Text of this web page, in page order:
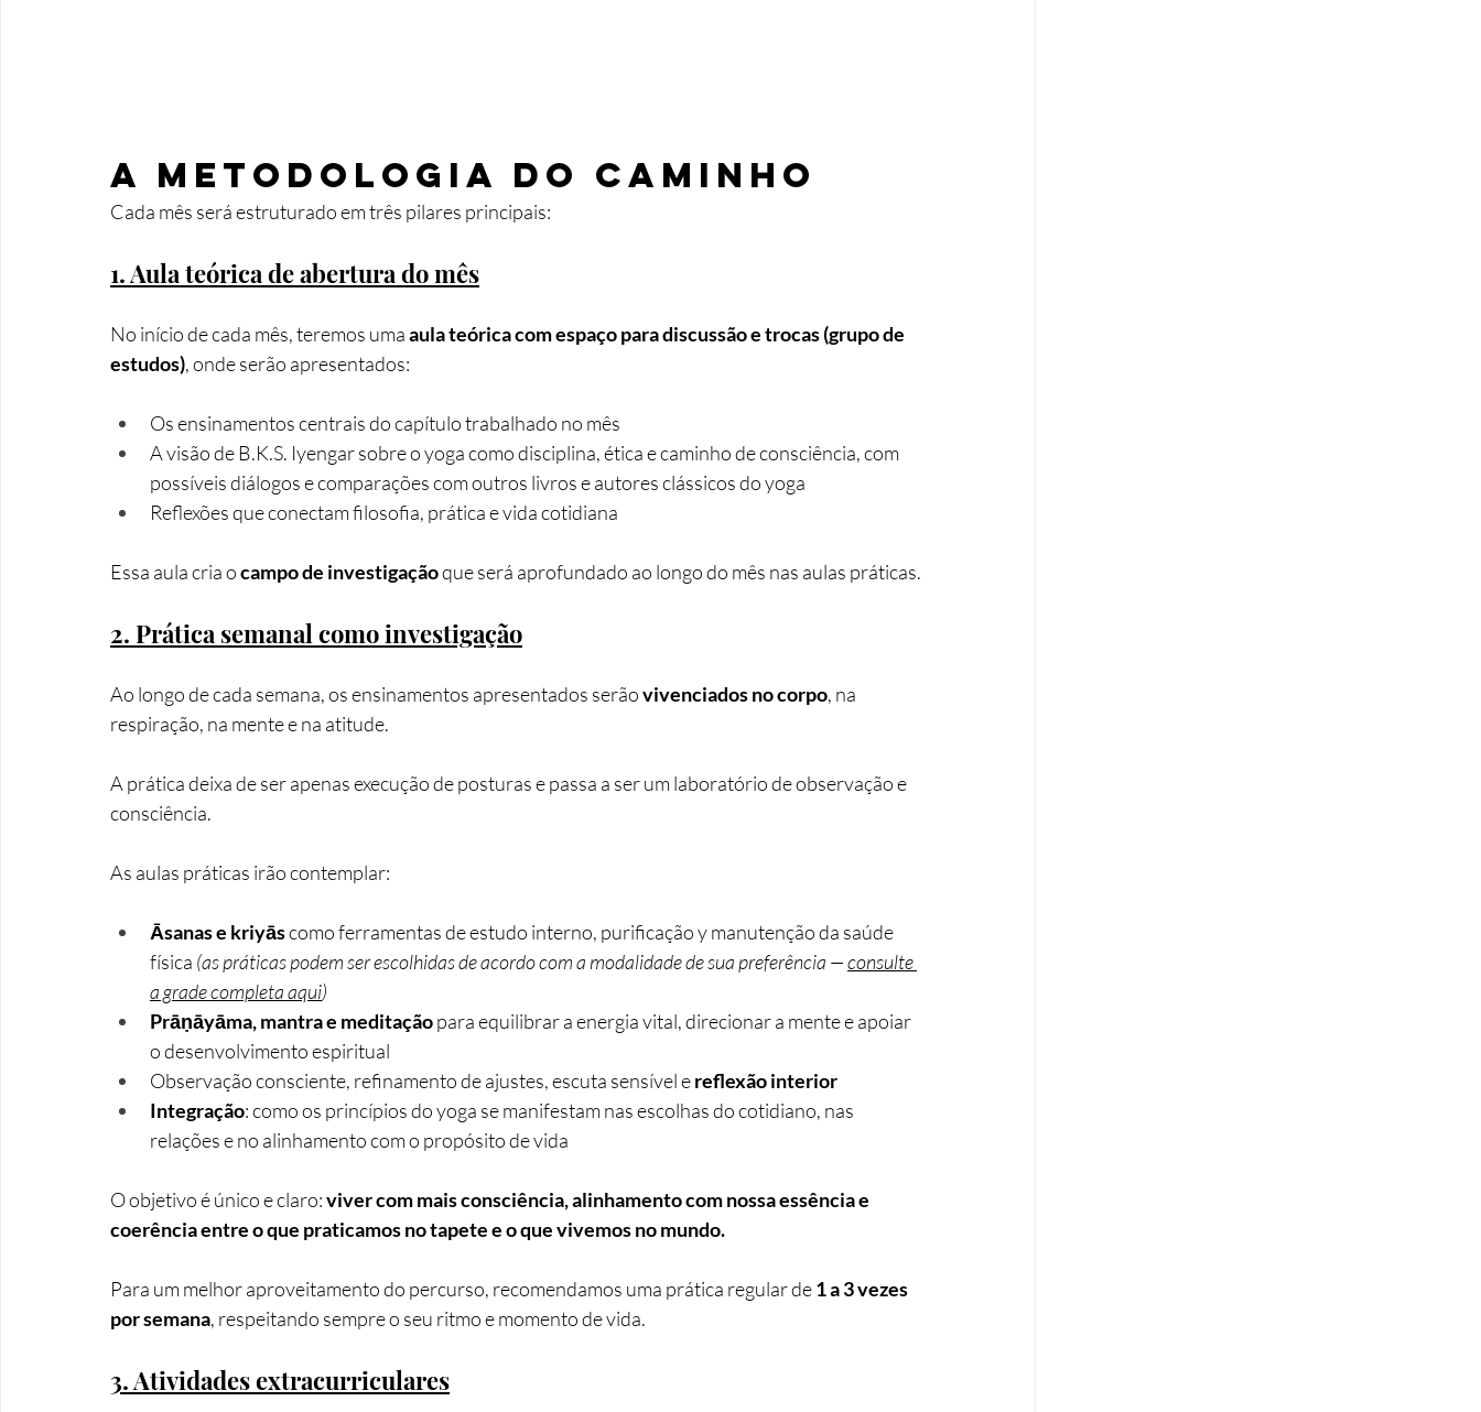
A metodologia do caminho
Cada mês será estruturado em três pilares principais:
1. Aula teórica de abertura do mês
No início de cada mês, teremos uma aula teórica com espaço para discussão e trocas (grupo de
estudos), onde serão apresentados:
Os ensinamentos centrais do capítulo trabalhado no mês
A visão de B.K.S. Iyengar sobre o yoga como disciplina, ética e caminho de consciência, com
possíveis diálogos e comparações com outros livros e autores clássicos do yoga
Reflexões que conectam filosofia, prática e vida cotidiana
Essa aula cria o campo de investigação que será aprofundado ao longo do mês nas aulas práticas.
2. Prática semanal como investigação
Ao longo de cada semana, os ensinamentos apresentados serão vivenciados no corpo, na
respiração, na mente e na atitude.
A prática deixa de ser apenas execução de posturas e passa a ser um laboratório de observação e
consciência.
As aulas práticas irão contemplar:
Āsanas e kriyās como ferramentas de estudo interno, purificação y manutenção da saúde
física (as práticas podem ser escolhidas de acordo com a modalidade de sua preferência — consulte
a grade completa aqui)
Prāṇāyāma, mantra e meditação para equilibrar a energia vital, direcionar a mente e apoiar
o desenvolvimento espiritual
Observação consciente, refinamento de ajustes, escuta sensível e reflexão interior
Integração: como os princípios do yoga se manifestam nas escolhas do cotidiano, nas
relações e no alinhamento com o propósito de vida
O objetivo é único e claro: viver com mais consciência, alinhamento com nossa essência e
coerência entre o que praticamos no tapete e o que vivemos no mundo.
Para um melhor aproveitamento do percurso, recomendamos uma prática regular de 1 a 3 vezes
por semana, respeitando sempre o seu ritmo e momento de vida.
3. Atividades extracurriculares